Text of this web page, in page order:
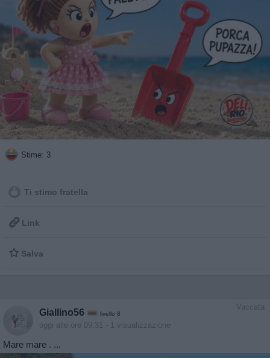
Stime: 3
Ti stimo fratella
 Link
 Salva
Vaccata
Giallino56 livello 8
oggi alle ore 09:31 - 1 visualizzazione
Mare mare . ...